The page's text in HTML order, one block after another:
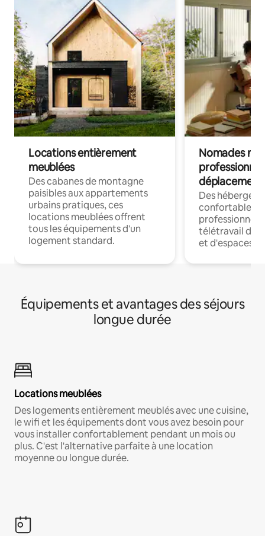
Locations entièrement
meublées
Des cabanes de montagne
paisibles aux appartements
urbains pratiques, ces
locations meublées offrent
tous les équipements d'un
logement standard.
Nomades
déplacement
Des
confortables
professionnels
télétravail
et d'espaces
Équipements et avantages des séjours
longue durée
Locations meublées
Des logements entièrement meublés avec une cuisine,
le wifi et les équipements dont vous avez besoin pour
vous installer confortablement pendant un mois ou
plus. C'est l'alternative parfaite à une location
moyenne ou longue durée.